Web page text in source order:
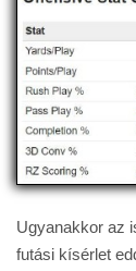
Ugyanakkor az
futási kísérlet